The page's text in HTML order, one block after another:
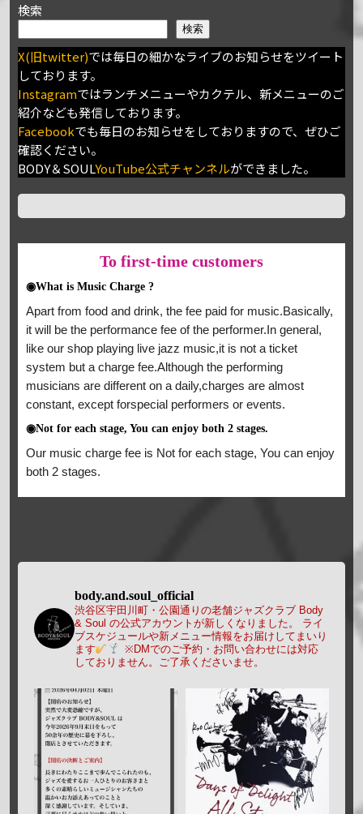
検索
検索
X(旧twitter)では毎日の細かなライブのお知らせをツイート
しております。
Instagramではランチメニューやカクテル、新メニューのご
紹介なども発信しております。
Facebookでも毎日のお知らせをしておりますので、ぜひご
確認ください。
BODY＆SOULYouTube公式チャンネルができました。
To first-time customers
◉What is Music Charge ?
Apart from food and drink, the fee paid for music.Basically,
it will be the performance fee of the performer.In general,
like our shop playing live jazz music,it is not a ticket
system but a charge fee.Although the performing
musicians are different on a daily,charges are almost
constant, except forspecial performers or events.
◉Not for each stage, You can enjoy both 2 stages.
Our music charge fee is Not for each stage, You can enjoy
both 2 stages.
body.and.soul_official
渋谷区宇田川町・公園通りの老舗ジャズクラブ Body
& Soul の公式アカウントが新しくなりました。
ライ
ブスケジュールや新メニュー情報をお届けしてまいり
ます
※DMでのご予約・お問い合わせには対応
しておりません。ご了承くださいませ。